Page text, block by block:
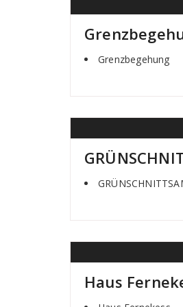
Grenzbegehung
Haus